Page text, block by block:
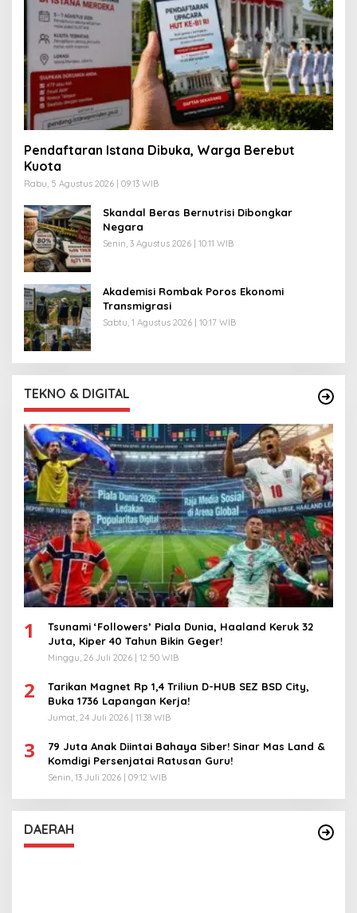
Pendaftaran Istana Dibuka, Warga Berebut
Kuota
Rabu, 5 Agustus 2026 | 09:13 WIB
Skandal Beras Bernutrisi Dibongkar
Negara
Senin, 3 Agustus 2026 | 10:11 WIB
Akademisi Rombak Poros Ekonomi
Transmigrasi
Sabtu, 1 Agustus 2026 | 10:17 WIB
TEKNO & DIGITAL
1
Tsunami ‘Followers’ Piala Dunia, Haaland Keruk 32
Juta, Kiper 40 Tahun Bikin Geger!
Minggu, 26 Juli 2026 | 12:50 WIB
2
Tarikan Magnet Rp 1,4 Triliun D-HUB SEZ BSD City,
Buka 1736 Lapangan Kerja!
Jumat, 24 Juli 2026 | 11:38 WIB
3
79 Juta Anak Diintai Bahaya Siber! Sinar Mas Land &
Komdigi Persenjatai Ratusan Guru!
Senin, 13 Juli 2026 | 09:12 WIB
DAERAH